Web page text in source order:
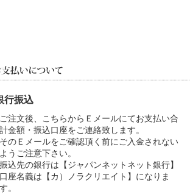
行振込
ご注文後、こちらからＥメールにてお支払い合
計金額・振込口座をご連絡致します。
そのＥメールをご確認頂く前にご入金されない
ようご注意下さい。
振込先の銀行は【ジャパンネットネット銀行】
口座名義は【カ）ノラクリエイト】になりま
す。